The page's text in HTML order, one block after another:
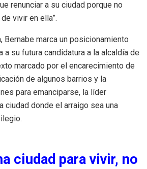
renunciar a su ciudad porque no
vivir en ella”.
Bernabe marca un posicionamiento
su futura candidatura a la alcaldía de
marcado por el encarecimiento de
de algunos barrios y la
para emanciparse, la líder
ciudad donde el arraigo sea una
ciudad para vivir, no